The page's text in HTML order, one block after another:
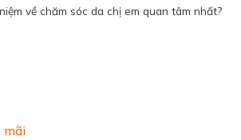
mãi
về chăm sóc da chị em quan tâm nhất?